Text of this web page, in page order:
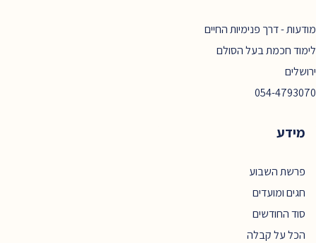
מודעות - דרך פנימיות החיים
לימוד חכמת בעל הסולם
ירושלים
054-4793070
מידע
פרשת השבוע
חגים ומועדים
סוד החודשים
הכל על קבלה